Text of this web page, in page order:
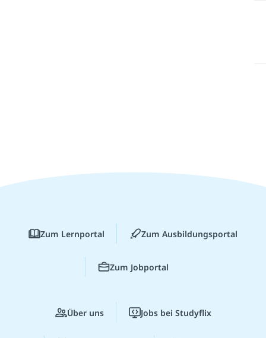
Zum Lernportal Zum Ausbildungsportal
Zum Jobportal
Über uns Jobs bei Studyflix